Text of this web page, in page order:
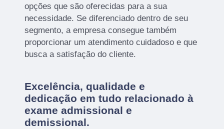
opções que são oferecidas para a sua
necessidade. Se diferenciado dentro de seu
segmento, a empresa consegue também
proporcionar um atendimento cuidadoso e que
busca a satisfação do cliente.
Excelência, qualidade e
dedicação em tudo relacionado à
exame admissional e
demissional.